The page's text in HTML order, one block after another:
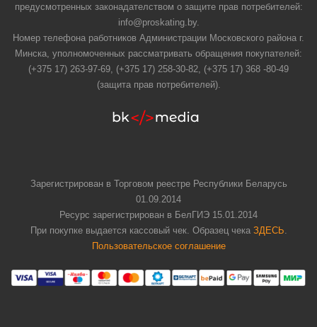
предусмотренных законадателством о защите прав потребителей:
info@proskating.by.
Номер телефона работников Администрации Московского района г.
Минска, уполномоченных рассматривать обращения покупателей:
(+375 17) 263-97-69, (+375 17) 258-30-82, (+375 17) 368 -80-49
(защита прав потребителей).
Зарегистрирован в Торговом реестре Республики Беларусь
01.09.2014
Ресурс зарегистрирован в БелГИЭ 15.01.2014
При покупке выдается кассовый чек. Образец чека ЗДЕСЬ
Пользовательское соглашение